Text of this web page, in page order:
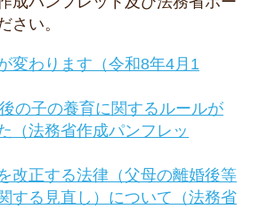
さい。
変わります（令和8年4月1
の子の養育に関するルールが
（法務省作成パンフレッ
改正する法律（父母の離婚後等
する見直し）について（法務省